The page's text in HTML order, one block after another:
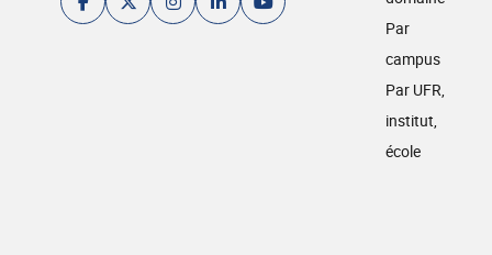
Par
campus
Par UFR,
institut,
école